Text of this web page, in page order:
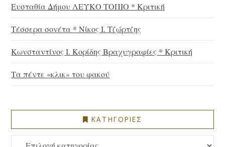
Ευσταθία Δήμου ΛΕΥΚΟ ΤΟΠΙΟ * Κριτική
Τέσσερα σονέτα * Νίκος Ι. Τζώρτζης
Κωνσταντίνος Ι. Κορίδης Βραχυγραφίες * Κριτική
Τα πέντε «κλικ» του φακού
ΚΑΤΗΓΟΡΙΕΣ
ΚΑΤΗΓΟΡΙΕΣ